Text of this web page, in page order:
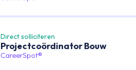
Direct solliciteren
Projectcoördinator Bouw
CareerSpot®